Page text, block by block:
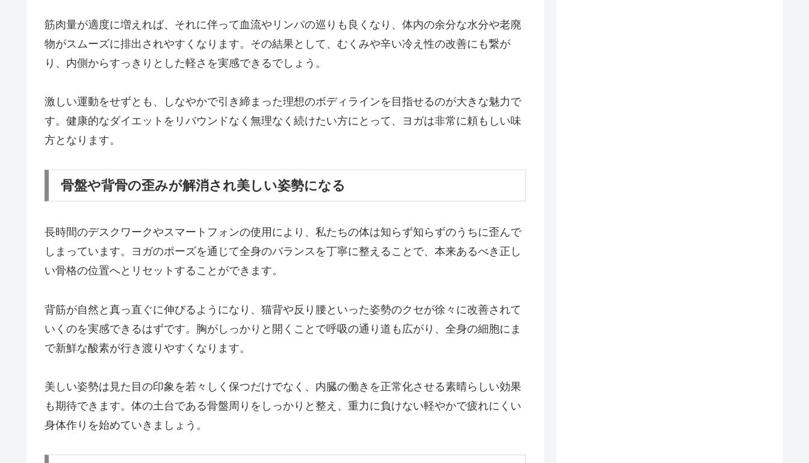
筋肉量が適度に増えれば、それに伴って血流やリンパの巡りも良くなり、体内の余分な水分や老廃
物がスムーズに排出されやすくなります。その結果として、むくみや辛い冷え性の改善にも繋が
り、内側からすっきりとした軽さを実感できるでしょう。
激しい運動をせずとも、しなやかで引き締まった理想のボディラインを目指せるのが大きな魅力で
す。健康的なダイエットをリバウンドなく無理なく続けたい方にとって、ヨガは非常に頼もしい味
方となります。
骨盤や背骨の歪みが解消され美しい姿勢になる
長時間のデスクワークやスマートフォンの使用により、私たちの体は知らず知らずのうちに歪んで
しまっています。ヨガのポーズを通じて全身のバランスを丁寧に整えることで、本来あるべき正し
い骨格の位置へとリセットすることができます。
背筋が自然と真っ直ぐに伸びるようになり、猫背や反り腰といった姿勢のクセが徐々に改善されて
いくのを実感できるはずです。胸がしっかりと開くことで呼吸の通り道も広がり、全身の細胞にま
で新鮮な酸素が行き渡りやすくなります。
美しい姿勢は見た目の印象を若々しく保つだけでなく、内臓の働きを正常化させる素晴らしい効果
も期待できます。体の土台である骨盤周りをしっかりと整え、重力に負けない軽やかで疲れにくい
身体作りを始めていきましょう。